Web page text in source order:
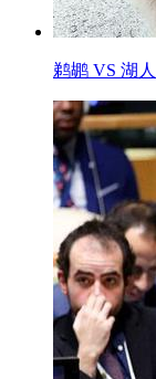
鹈鹕 VS 湖人